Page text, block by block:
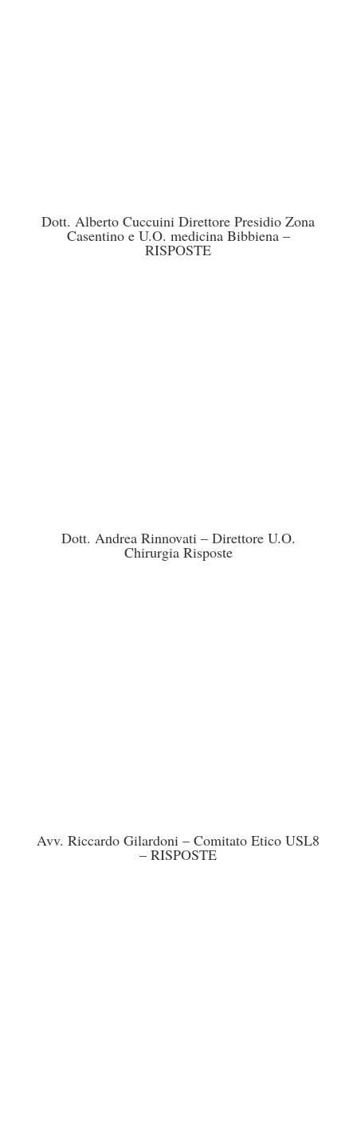
Dott. Alberto Cuccuini Direttore Presidio Zona
Casentino e U.O. medicina Bibbiena –
RISPOSTE
Dott. Andrea Rinnovati – Direttore U.O.
Chirurgia Risposte
Avv. Riccardo Gilardoni – Comitato Etico USL8
– RISPOSTE